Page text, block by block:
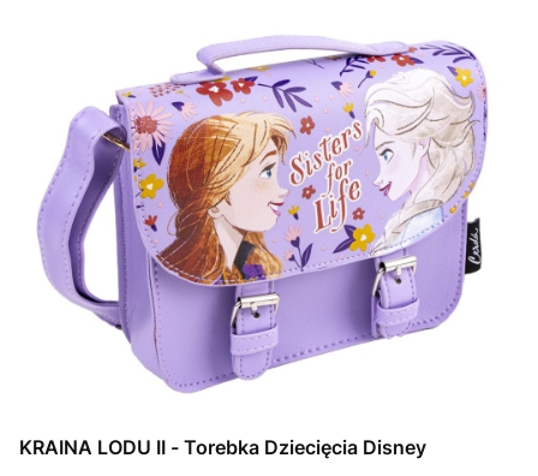
KRAINA LODU II - Torebka Dziecięcia Disney